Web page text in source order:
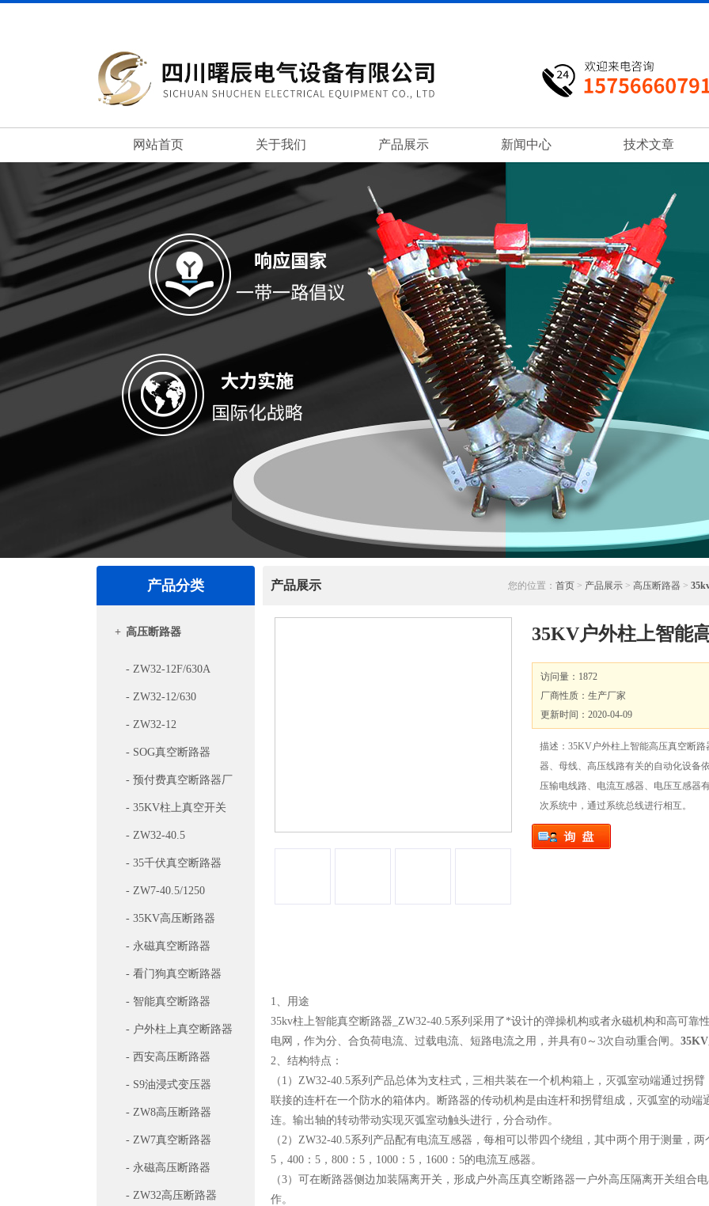
网站首页 关于我们 产品展示 新闻中心 技术文章
产品分类
+ 高压断路器
- ZW32-12F/630A
- ZW32-12/630
- ZW32-12
- SOG真空断路器
- 预付费真空断路器厂
- 35KV柱上真空开关
- ZW32-40.5
- 35千伏真空断路器
- ZW7-40.5/1250
- 35KV高压断路器
- 永磁真空断路器
- 看门狗真空断路器
- 智能真空断路器
- 户外柱上真空断路器
- 西安高压断路器
- S9油浸式变压器
- ZW8高压断路器
- ZW7真空断路器
- 永磁高压断路器
- ZW32高压断路器
产品展示 您的位置： 首页 > 产品展示 > 高压断路器 >
35KV户外柱上智能
访问量：1872
厂商性质：生产厂家
更新时间：2020-04-09
描述：35KV户外柱上智能高压真空断
器、母线、高压线路有关的自动化设备
压输电线路、电流互感器、电压互感器
次系统中，通过系统总线进行相互。
1、用途
35kv柱上智能真空断路器_ZW32-40.5系列采用了*设计的弹操机构或者永磁机构和高可靠
电网，作为分、合负荷电流、过载电流、短路电流之用，并具有0～3次自动重合闸。
2、结构特点：
（1）ZW32-40.5系列产品总体为支柱式，三相共装在一个机构箱上，灭弧室动端通过拐
联接的连杆在一个防水的箱体内。断路器的传动机构是由连杆和拐臂组成，灭弧室的动
连。输出轴的转动带动实现灭弧室动触头进行，分合动作。
（2）ZW32-40.5系列产品配有电流互感器，每相可以带四个绕组，其中两个用于测量，
5，400：5，800：5，1000：5，1600：5的电流互感器。
（3）可在断路器侧边加装隔离开关，形成户外高压真空断路器一户外高压隔离开关组合
作。